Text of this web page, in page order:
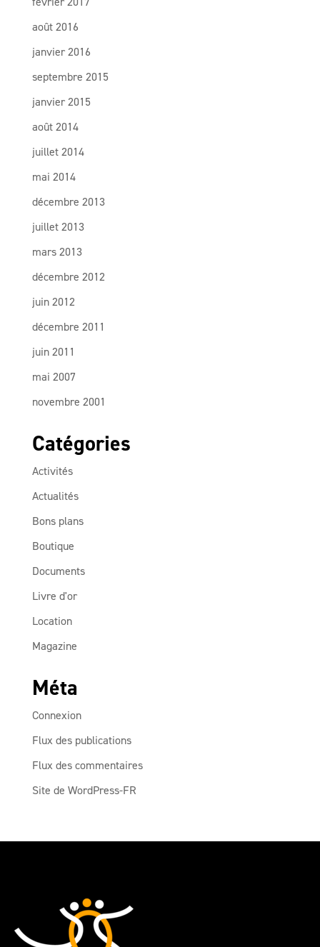
août 2016
janvier 2016
septembre 2015
janvier 2015
août 2014
juillet 2014
mai 2014
décembre 2013
juillet 2013
mars 2013
décembre 2012
juin 2012
décembre 2011
juin 2011
mai 2007
novembre 2001
Catégories
Activités
Actualités
Bons plans
Boutique
Documents
Livre d'or
Location
Magazine
Méta
Connexion
Flux des publications
Flux des commentaires
Site de WordPress-FR